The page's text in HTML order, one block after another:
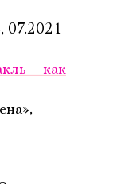
07.2021
– как